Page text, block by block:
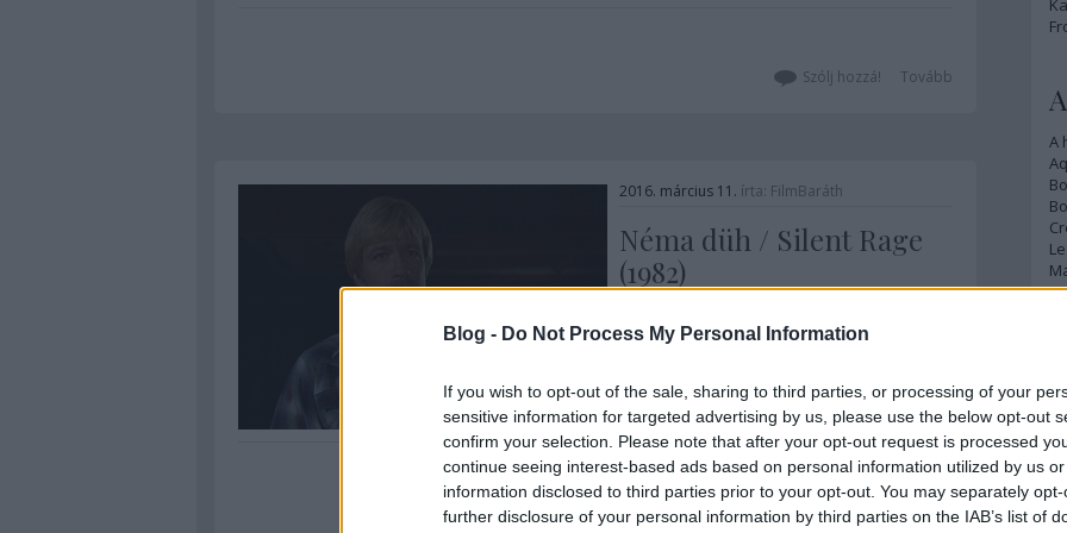
Blog - Do Not Process My Personal Information
If you wish to opt-out of the sale, sharing to third parties, or processing of your
sensitive information for targeted advertising by us, please use the below opt-out
confirm your selection. Please note that after your opt-out request is processed
continue seeing interest-based ads based on personal information utilized by us
information disclosed to third parties prior to your opt-out. You may separately
further disclosure of your personal information by third parties on the IAB’s list of
Tovább
Szólj hozzá!
2016. március 11. írta: FilmBaráth
Néma düh / Silent Rage
(1982)
Norris örök. Hihetetlen, de már 80 felé
színészi képességeivel, hanem a
karatetudásával és a karizmájával lett
egy korszak ikonikus alakja. Leghíresebb
filmjei a Magányos farkas, az
Ütközetben eltűnt, a Delta kommandó
és…
Tovább
Szólj hozzá!
A